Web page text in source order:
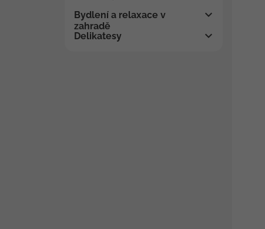
Bydlení a relaxace v
zahradě
Delikatesy